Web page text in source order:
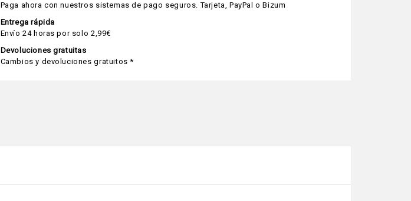
Paga ahora con nuestros sistemas de pago seguros. Tarjeta, PayPal o Bizum
Entrega rápida
Envío 24 horas por solo 2,99€
Devoluciones gratuitas
Cambios y devoluciones gratuitos *